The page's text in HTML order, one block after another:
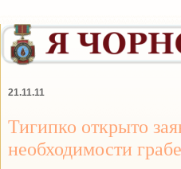
21.11.11
Тигипко открыто
необходимости